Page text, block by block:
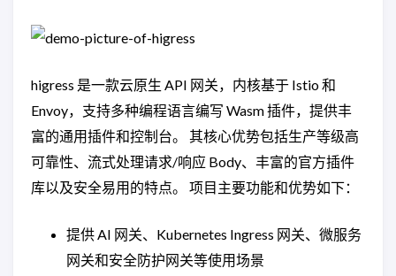
higress 是一款云原生 API 网关，内核基于 Istio 和
Envoy，支持多种编程语言编写 Wasm 插件，提供丰
富的通用插件和控制台。 其核心优势包括生产等级高
可靠性、流式处理请求/响应 Body、丰富的官方插件
库以及安全易用的特点。 项目主要功能和优势如下：
提供 AI 网关、Kubernetes Ingress 网关、微服务
网关和安全防护网关等使用场景